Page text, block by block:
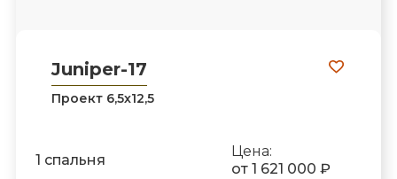
Juniper-17
Проект 6,5х12,5
1 спальня
Цена:
от 1 621 000 ₽